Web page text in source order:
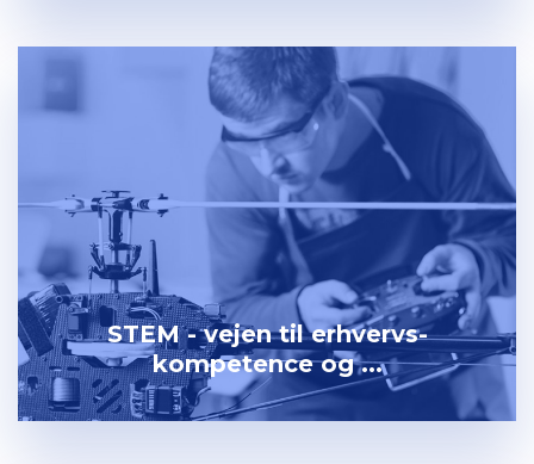
STEM - vejen til erhvervs-
kompetence og ...